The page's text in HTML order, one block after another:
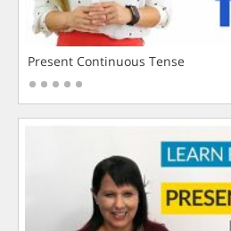
Present Continuous Tense